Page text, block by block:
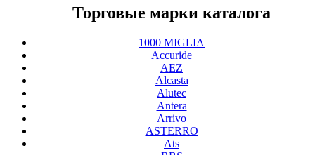
Торговые марки каталога
1000 MIGLIA
Accuride
AEZ
Alcasta
Alutec
Antera
Arrivo
ASTERRO
Ats